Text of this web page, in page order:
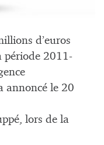
d’euros
période 2011-
annoncé le 20
lors de la